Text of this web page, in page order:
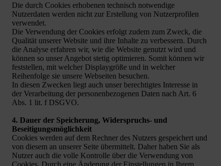
Die durch Cookies erhobenen technisch notwendige
Nutzerdaten werden nicht zur Erstellung von Nutzerprofilen
verwendet.
Die Verwendung der Cookies erfolgt zudem zum Zweck, die
Qualität unserer Website und ihre Inhalte zu verbessern. Durch
die Analyse erfahren wir, wie die Website genutzt wird und
können so unser Angebot stetig optimieren. Somit können wir
feststellen, mit welcher Displaygröße und in welcher
Reihenfolge sie unsere Webseiten besuchen.
In diesen Zwecken liegt auch unser berechtigtes Interesse in
der Verarbeitung der personenbezogenen Daten nach Art. 6
Abs. 1 lit. f DSGVO.
4. Dauer der Speicherung, Widerspruchs- und
Beseitigungsmöglichkeit
Cookies werden auf dem Rechner des Nutzers gespeichert und
von diesem an unserer Seite übermittelt. Daher haben Sie als
Nutzer auch die volle Kontrolle über die Verwendung von
Cookies. Durch eine Änderung der Einstellungen in Ihrem